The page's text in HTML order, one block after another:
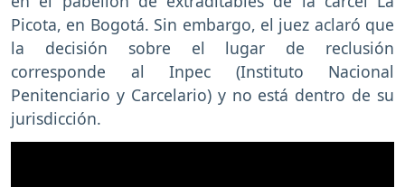
Picota, en Bogotá. Sin embargo, el juez aclaró que
la decisión sobre el lugar de reclusión
corresponde al Inpec (Instituto Nacional
Penitenciario y Carcelario) y no está dentro de su
jurisdicción.